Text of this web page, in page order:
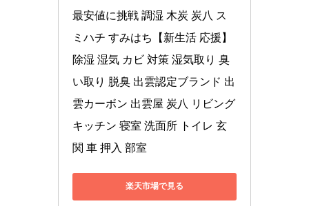
最安値に挑戦 調湿 木炭 炭八 ス
ミハチ すみはち【新生活 応援】
除湿 湿気 カビ 対策 湿気取り 臭
い取り 脱臭 出雲認定ブランド 出
雲カーボン 出雲屋 炭八 リビング
キッチン 寝室 洗面所 トイレ 玄
関 車 押入 部室
楽天市場で見る